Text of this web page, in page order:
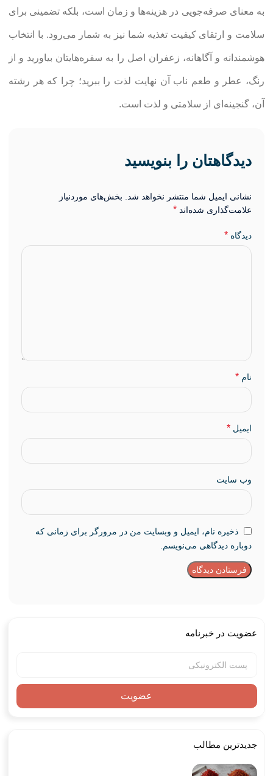
به معنای صرفه‌جویی در هزینه‌ها و زمان است، بلکه تضمینی برای
سلامت و ارتقای کیفیت تغذیه شما نیز به شمار می‌رود. با انتخاب
هوشمندانه و آگاهانه، زعفران اصل را به سفره‌هایتان بیاورید و از
رنگ، عطر و طعم ناب آن نهایت لذت را ببرید؛ چرا که هر رشته
آن، گنجینه‌ای از سلامتی و لذت است.
دیدگاهتان را بنویسید
نشانی ایمیل شما منتشر نخواهد شد.
بخش‌های موردنیاز
علامت‌گذاری شده‌اند *
دیدگاه *
نام *
ایمیل *
وب‌ سایت
ذخیره نام، ایمیل و وبسایت من در مرورگر برای زمانی که
دوباره دیدگاهی می‌نویسم.
عضویت در خبرنامه
عضویت
جدیدترین مطالب